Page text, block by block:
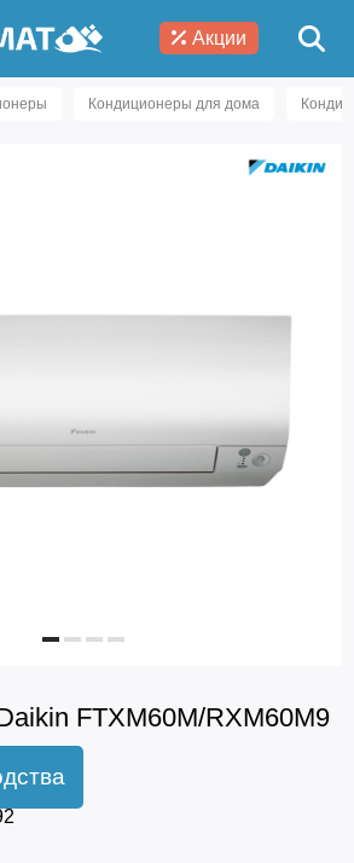
Акции
Кондиционеры для дома
FTXM60M/RXM60M9